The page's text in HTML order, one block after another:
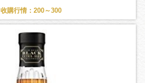
收購行情：200～300